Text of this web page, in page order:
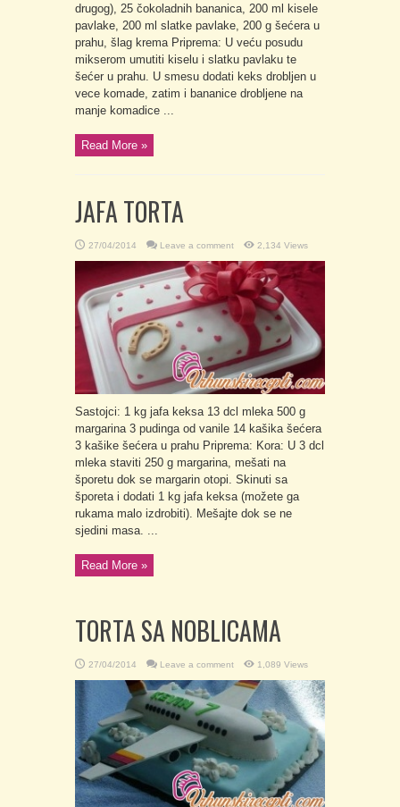
drugog), 25 čokoladnih bananica, 200 ml kisele
pavlake, 200 ml slatke pavlake, 200 g šećera u
prahu, šlag krema Priprema: U veću posudu
mikserom umutiti kiselu i slatku pavlaku te
šećer u prahu. U smesu dodati keks drobljen u
vece komade, zatim i bananice drobljene na
manje komadice ...
Read More »
JAFA TORTA
27/04/2014 Leave a comment 2,134 Views
Sastojci: 1 kg jafa keksa 13 dcl mleka 500 g
margarina 3 pudinga od vanile 14 kašika šećera
3 kašike šećera u prahu Priprema: Kora: U 3 dcl
mleka staviti 250 g margarina, mešati na
šporetu dok se margarin otopi. Skinuti sa
šporeta i dodati 1 kg jafa keksa (možete ga
rukama malo izdrobiti). Mešajte dok se ne
sjedini masa. ...
Read More »
TORTA SA NOBLICAMA
27/04/2014 Leave a comment 1,089 Views